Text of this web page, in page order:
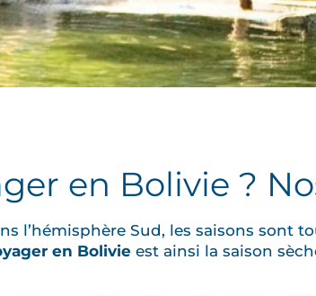
en Bolivie ?
l’hémisphère Sud, les saisons sont
en Bolivie est ainsi la saison